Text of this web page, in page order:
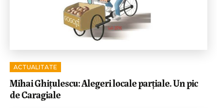
ACTUALITATE
Mihai Ghițulescu: Alegeri locale parțiale. Un pic
de Caragiale